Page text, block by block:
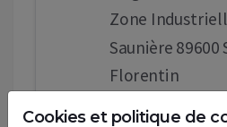
Zone
Saunière 89600
Florentin
Cookies et politique de